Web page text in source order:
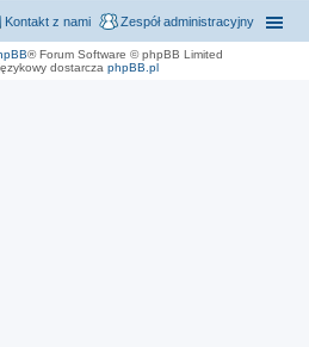
Zespół administracyjny
Kontakt z nami
® Forum Software © phpBB Limited
dostarcza phpBB.pl